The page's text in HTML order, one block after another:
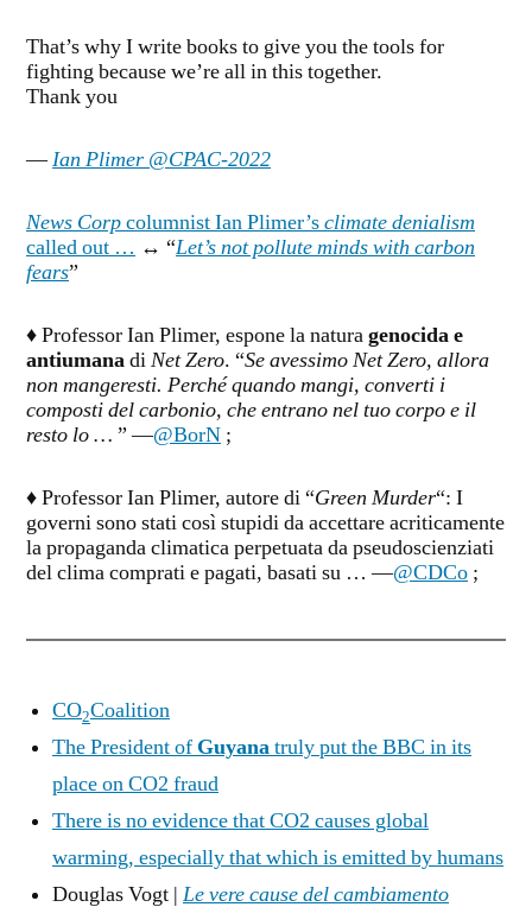
That’s why I write books to give you the tools for
fighting because we’re all in this together.
Thank you
—Ian Plimer @CPAC-2022
News Corpcolumnist Ian Plimer’sclimate denialism
called out … ↔ “Let’s not pollute minds with carbon
fears”
♦ Professor Ian Plimer, espone la naturagenocida e
antiumanadiNet Zero. “Se avessimo Net Zero, allora
non mangeresti. Perché quando mangi, converti i
composti del carbonio, che entrano nel tuo corpo e il
resto lo … ” —@BorN ;
♦ Professor Ian Plimer, autore di “Green Murder“: I
governi sono stati così stupidi da accettare acriticamente
la propaganda climatica perpetuata da pseudoscienziati
del clima comprati e pagati, basati su … —@CDCo ;
CO2Coalition
The President of Guyanatruly put the BBC in its
place on CO2 fraud
There is no evidence that CO2 causes global
warming, especially that which is emitted by humans
Douglas Vogt | Le vere cause del cambiamento